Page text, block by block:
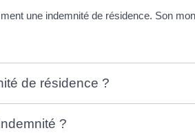
une indemnité de résidence. Son
de résidence ?
?